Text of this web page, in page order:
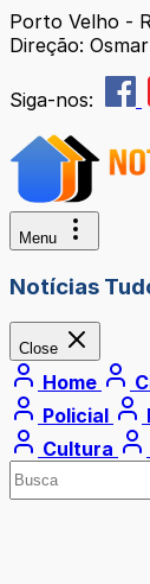
Porto Velho -
Direção:
Siga-nos:
Menu
Notícias
Close
Home
Policial
Cultura